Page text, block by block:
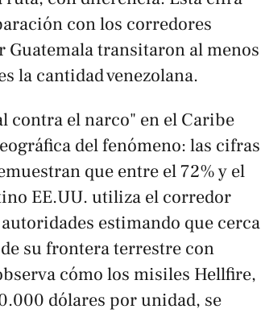
con los corredores
transitaron al menos
la cantidad venezolana.
contra el narco" en el Caribe
del fenómeno: las cifras
que entre el 72% y el
EE.UU. utiliza el corredor
estimando que cerca
su frontera terrestre con
cómo los misiles Hellfire,
dólares por unidad, se